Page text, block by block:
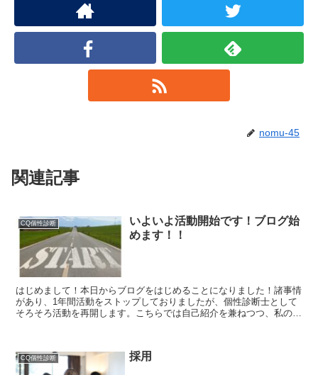
nomu-45
関連記事
CQ個性診断
いよいよ活動開始です！ブログ始
めます！！
はじめまして！本日からブログをはじめることになりました！諸事情
があり、1年間活動をストップしておりましたが、個性診断士として
そろそろ活動を再開します。こちらでは自己紹介を兼ねつつ、私の活
CQ個性診断 採用